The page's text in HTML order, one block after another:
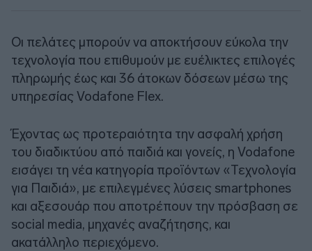
Οι πελάτες μπορούν να αποκτήσουν εύκολα την
τεχνολογία που επιθυμούν με ευέλικτες επιλογές
πληρωμής έως και 36 άτοκων δόσεων μέσω της
υπηρεσίας Vodafone Flex.
Έχοντας ως προτεραιότητα την ασφαλή χρήση
του διαδικτύου από παιδιά και γονείς, η Vodafone
εισάγει τη νέα κατηγορία προϊόντων «Τεχνολογία
για Παιδιά», με επιλεγμένες λύσεις smartphones
και αξεσουάρ που αποτρέπουν την πρόσβαση σε
social media, μηχανές αναζήτησης, και
ακατάλληλο περιεχόμενο.